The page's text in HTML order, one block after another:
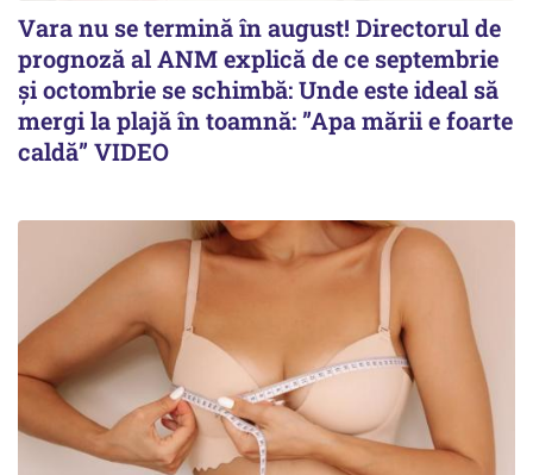
Vara nu se termină în august! Directorul de
prognoză al ANM explică de ce septembrie
și octombrie se schimbă: Unde este ideal să
mergi la plajă în toamnă: ”Apa mării e foarte
caldă” VIDEO